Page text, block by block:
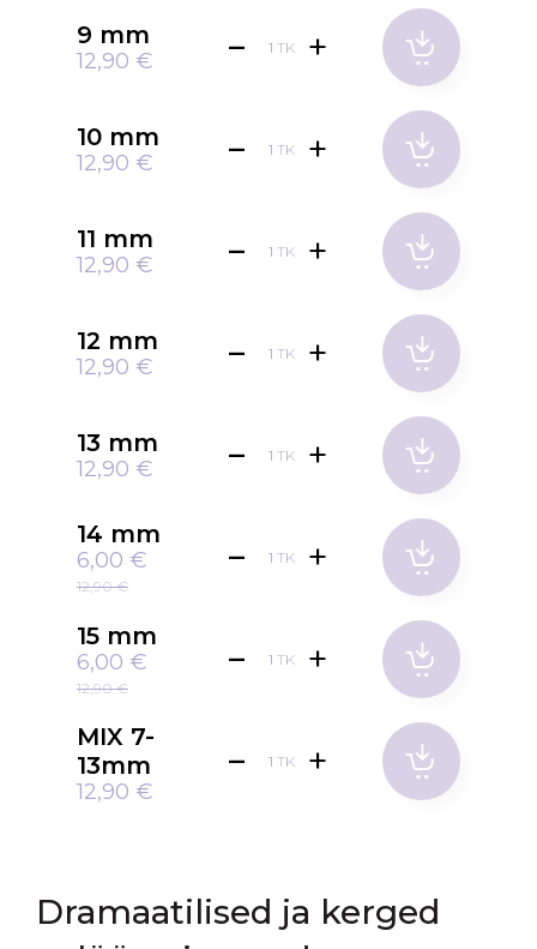
9 mm
12,90 €
TK
10 mm
12,90 €
TK
11 mm
12,90 €
TK
12 mm
12,90 €
TK
13 mm
12,90 €
TK
14 mm
6,00 €
12,90 €
TK
15 mm
6,00 €
12,90 €
TK
MIX 7-
13mm
12,90 €
TK
Dramaatilised ja kerged